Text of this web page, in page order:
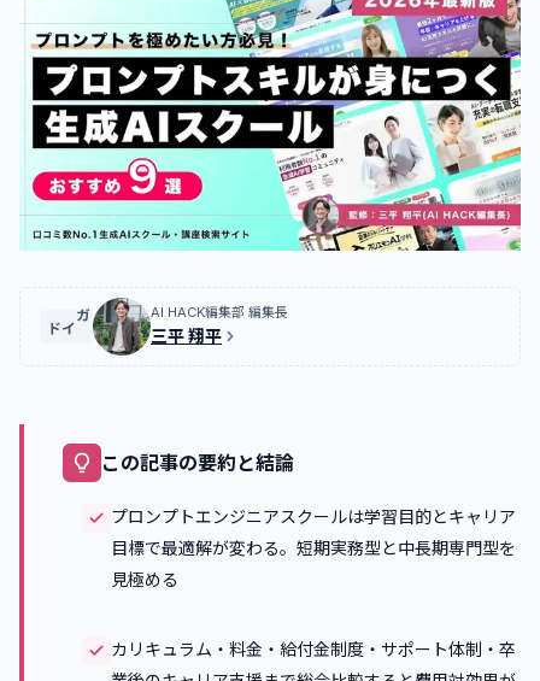
ガイド
AI HACK編集部 編集長
三平 翔平
この記事の要約と結論
プロンプトエンジニアスクールは学習目的とキャリア
目標で最適解が変わる。短期実務型と中長期専門型を
見極める
カリキュラム・料金・給付金制度・サポート体制・卒